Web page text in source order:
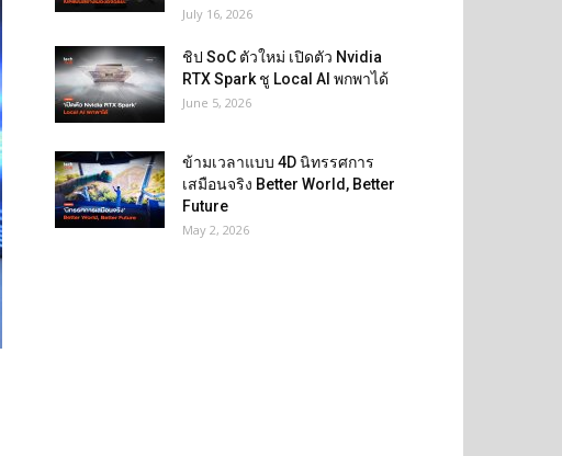
July 16, 2026
ชิป SoC ตัวใหม่ เปิดตัว Nvidia
RTX Spark ชู Local AI พกพาได้
June 5, 2026
ข้ามเวลาแบบ 4D นิทรรศการ
เสมือนจริง Better World, Better
Future
May 2, 2026